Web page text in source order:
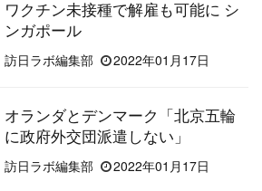
ワクチン未接種で解雇も可能に シ
ンガポール
訪日ラボ編集部
2022年01月17日
オランダとデンマーク「北京五輪
に政府外交団派遣しない」
訪日ラボ編集部
2022年01月17日